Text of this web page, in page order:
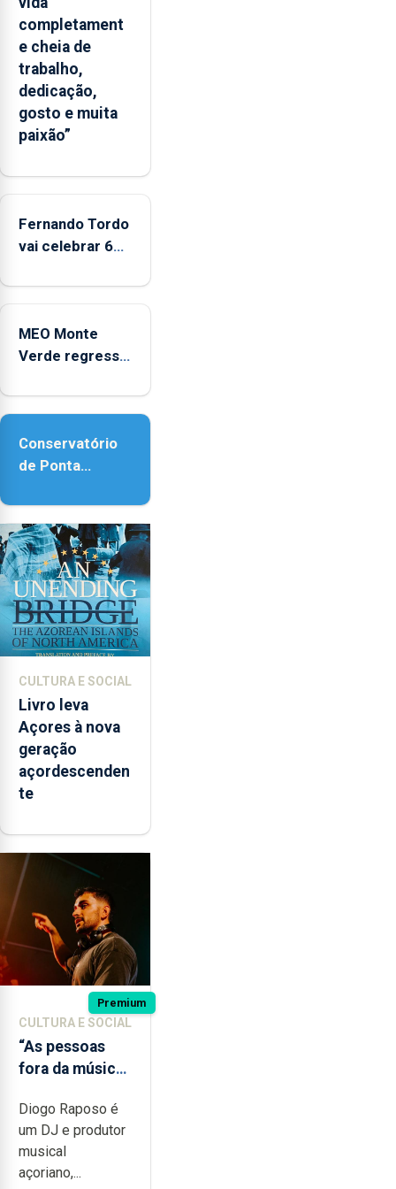
apresenta
um
“decréscimo
significativo”
da
CPUE
entre
e
completament
e cheia de
trabalho,
dedicação,
gosto e muita
paixão”
Fernando Tordo
vai celebrar 60
no Coliseu
MEO Monte
Verde regressa
acessibilidade
Conservatório
de Ponta
contar com
novos
instrumentos
CULTURA E SOCIAL
Livro leva
Açores à nova
geração
açordescenden
te
Premium
CULTURA E SOCIAL
“As pessoas
fora da música
noção do quão
difícil é
produzir uma
música”
Diogo Raposo é
um DJ e produtor
musical
açoriano,...